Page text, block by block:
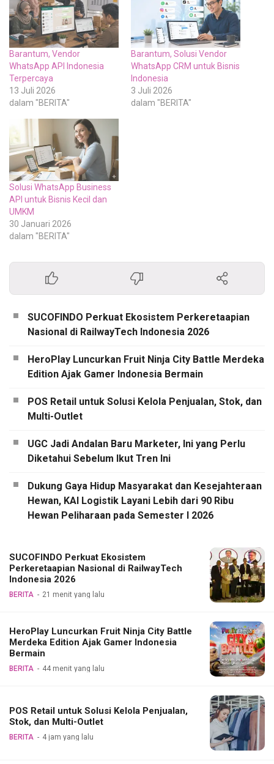
Barantum, Vendor
WhatsApp API Indonesia
Terpercaya
13 Juli 2026
dalam "BERITA"
Barantum, Solusi Vendor
WhatsApp CRM untuk Bisnis
Indonesia
3 Juli 2026
dalam "BERITA"
Solusi WhatsApp Business
API untuk Bisnis Kecil dan
UMKM
30 Januari 2026
dalam "BERITA"
SUCOFINDO Perkuat Ekosistem Perkeretaapian
Nasional di RailwayTech Indonesia 2026
HeroPlay Luncurkan Fruit Ninja City Battle Merdeka
Edition Ajak Gamer Indonesia Bermain
POS Retail untuk Solusi Kelola Penjualan, Stok, dan
Multi-Outlet
UGC Jadi Andalan Baru Marketer, Ini yang Perlu
Diketahui Sebelum Ikut Tren Ini
Dukung Gaya Hidup Masyarakat dan Kesejahteraan
Hewan, KAI Logistik Layani Lebih dari 90 Ribu
Hewan Peliharaan pada Semester I 2026
SUCOFINDO Perkuat Ekosistem
Perkeretaapian Nasional di RailwayTech
Indonesia 2026
BERITA 21 menit yang lalu
HeroPlay Luncurkan Fruit Ninja City Battle
Merdeka Edition Ajak Gamer Indonesia
Bermain
BERITA 44 menit yang lalu
POS Retail untuk Solusi Kelola Penjualan,
Stok, dan Multi-Outlet
BERITA 4 jam yang lalu